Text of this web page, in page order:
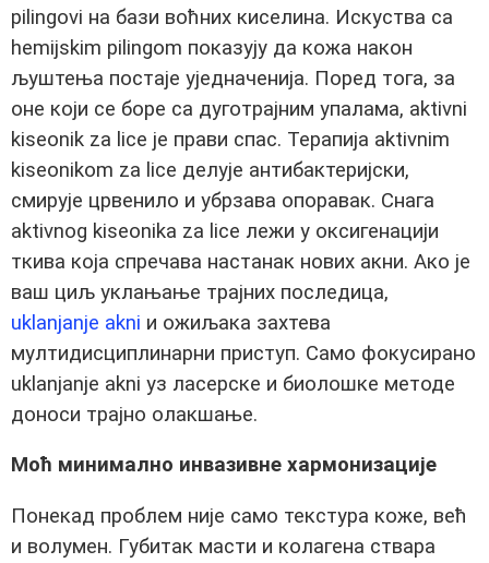
pilingovi на бази воћних киселина. Искуства са
hemijskim pilingom показују да кожа након
љуштења постаје уједначенија. Поред тога, за
оне који се боре са дуготрајним упалама, aktivni
kiseonik za lice је прави спас. Терапија aktivnim
kiseonikom za lice делује антибактеријски,
смирује црвенило и убрзава опоравак. Снага
aktivnog kiseonika za lice лежи у оксигенацији
ткива која спречава настанак нових акни. Ако је
ваш циљ уклањање трајних последица,
uklanjanje akni и ожиљака захтева
мултидисциплинарни приступ. Само фокусирано
uklanjanje akni уз ласерске и биолошке методе
доноси трајно олакшање.
Моћ минимално инвазивне хармонизације
Понекад проблем није само текстура коже, већ
и волумен. Губитак масти и колагена ствара